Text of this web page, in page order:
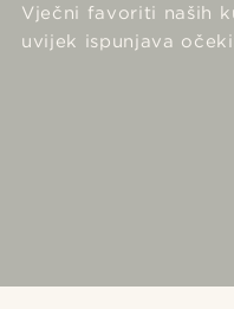
Vječni favoriti naših
uvijek ispunjava